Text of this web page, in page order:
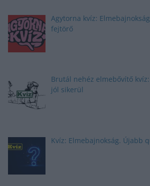
Agytorna kvíz:
fejtörő
Brutál nehéz elmebővítő
jól sikerül
Kvíz: Elmebajnokság. Újabb